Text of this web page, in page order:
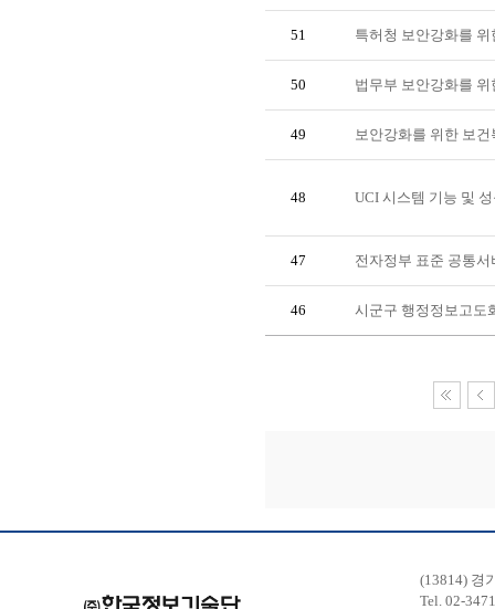
51 특허청 보안강화를
50 법무부 보안강화를
49 보안강화를 위한 보
48 UCI 시스템 기능 및
47 전자정부 표준 공통
46 시군구 행정정보고도
(13814) 경
Tel. 02-